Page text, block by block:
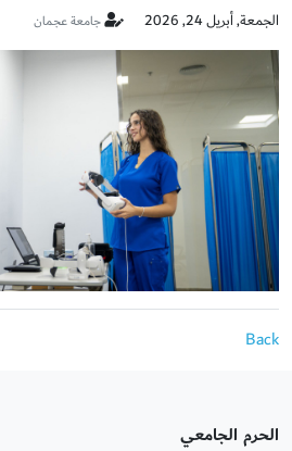
الجمعة, أبريل 24, 2026 جامعة عجمان
Back
الحرم الجامعي